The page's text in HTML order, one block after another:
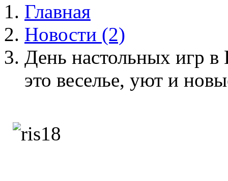
Главная
Новости (2)
День настольных игр в
это веселье, уют и